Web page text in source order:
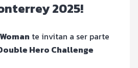
2025!
te invitan a ser parte
Hero Challenge